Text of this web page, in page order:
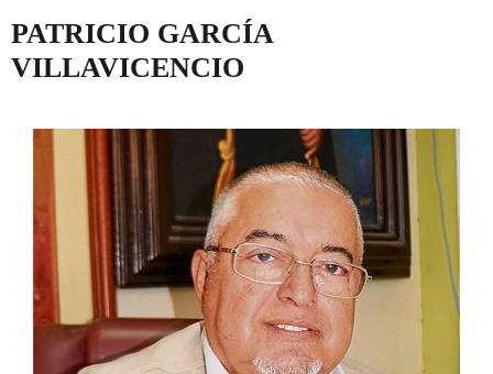
PATRICIO GARCÍA
VILLAVICENCIO